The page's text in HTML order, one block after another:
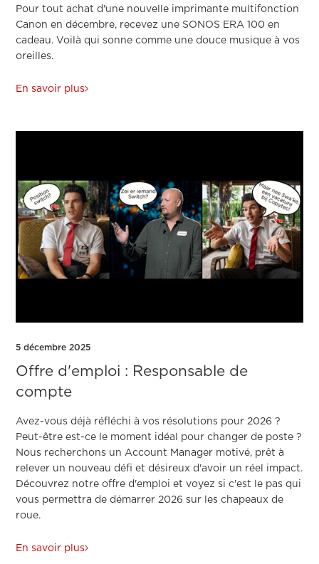
Pour tout achat d'une nouvelle imprimante multifonction
Canon en décembre, recevez une SONOS ERA 100 en
cadeau. Voilà qui sonne comme une douce musique à vos
oreilles.
En savoir plus
5 décembre 2025
Offre d'emploi : Responsable de
compte
Avez-vous déjà réfléchi à vos résolutions pour 2026 ?
Peut-être est-ce le moment idéal pour changer de poste ?
Nous recherchons un Account Manager motivé, prêt à
relever un nouveau défi et désireux d'avoir un réel impact.
Découvrez notre offre d'emploi et voyez si c'est le pas qui
vous permettra de démarrer 2026 sur les chapeaux de
roue.
En savoir plus